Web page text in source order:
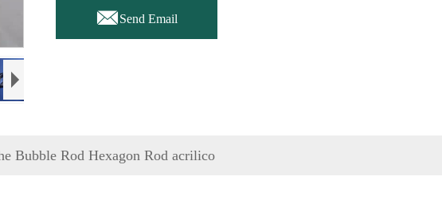
Send Email
Bubble Rod Hexagon Rod acrilico